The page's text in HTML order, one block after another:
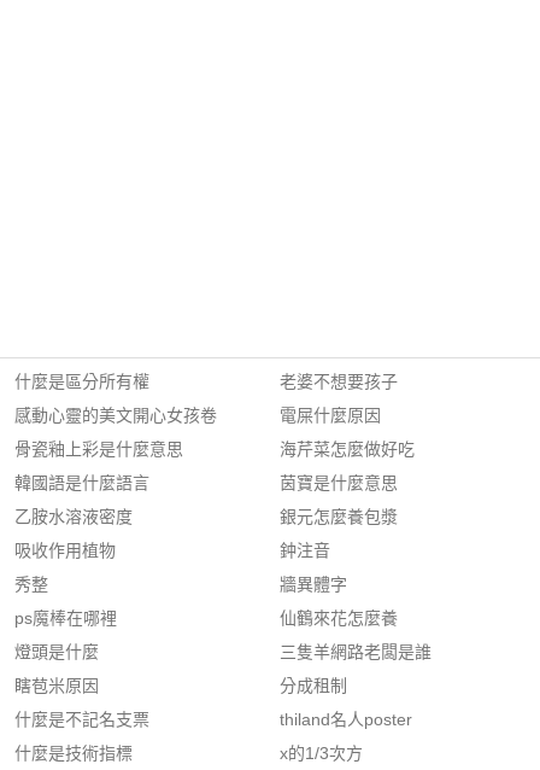
什麼是區分所有權
感動心靈的美文開心女孩卷
骨瓷釉上彩是什麼意思
韓國語是什麼語言
乙胺水溶液密度
吸收作用植物
秀整
ps魔棒在哪裡
燈頭是什麼
瞎苞米原因
什麼是不記名支票
什麼是技術指標
老婆不想要孩子
電屎什麼原因
海芹菜怎麼做好吃
茵寶是什麼意思
銀元怎麼養包漿
鈡注音
牆異體字
仙鶴來花怎麼養
三隻羊網路老闆是誰
分成租制
thiland名人poster
x的1/3次方